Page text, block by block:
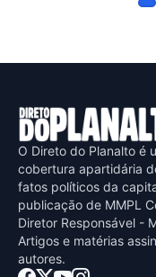
O Direto do Planalto é
cobertura apartidária
fatos políticos da
publicaçāo de MMPL
Diretor Responsável -
Artigos e matérias
autores.